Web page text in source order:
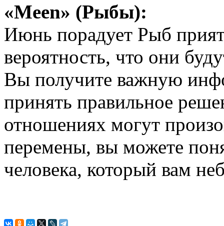
«Meen» (Рыбы):
Июнь порадует Рыб
вероятность, что они
Вы получите важную
принять правильное
отношениях могут
перемены, вы можете
человека, который вам